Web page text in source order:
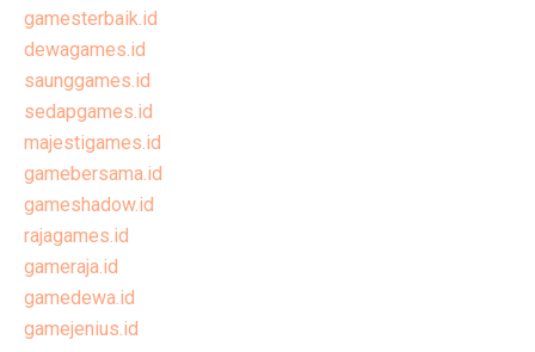
gamesterbaik.id
dewagames.id
saunggames.id
sedapgames.id
majestigames.id
gamebersama.id
gameshadow.id
rajagames.id
gameraja.id
gamedewa.id
gamejenius.id